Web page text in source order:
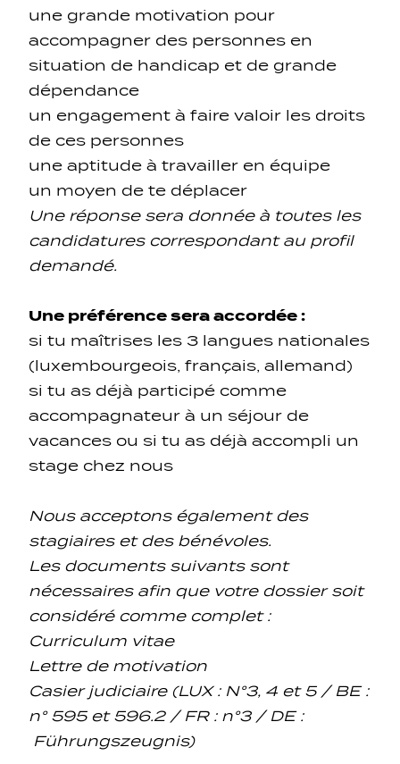
une grande motivation pour
accompagner des personnes en
situation de handicap et de grande
dépendance
un engagement à faire valoir les droits
de ces personnes
une aptitude à travailler en équipe
un moyen de te déplacer
Une réponse sera donnée à toutes les
candidatures correspondant au profil
demandé.
Une préférence sera accordée :
si tu maîtrises les 3 langues nationales
(luxembourgeois, français, allemand)
si tu as déjà participé comme
accompagnateur à un séjour de
vacances ou si tu as déjà accompli un
stage chez nous
Nous acceptons également des
stagiaires et des bénévoles.
Les documents suivants sont
nécessaires afin que votre dossier soit
considéré comme complet :
Curriculum vitae
Lettre de motivation
Casier judiciaire (LUX : N°3, 4 et 5 / BE :
n° 595 et 596.2 / FR : n°3 / DE :
Führungszeugnis)